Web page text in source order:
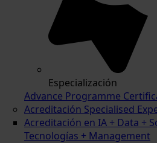
Especialización
Advance Programme
Acreditación Specialised
Acreditación en IA + Data +
Tecnologías + Management